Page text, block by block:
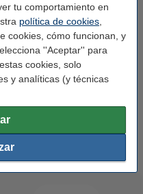
tu comportamiento en
política de cookies
cookies, cómo funcionan, y
''Aceptar'' para
cookies, solo
y analíticas (y técnicas
multifunción
en vez de la marca original.